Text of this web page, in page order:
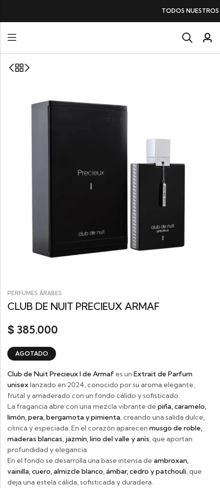
TODOS NUESTROS PERFUMESSIN IVA
PERFUMES ÁRABES
CLUB DE NUIT PRECIEUX ARMAF
$ 385.000
AGOTADO
Club de Nuit Precieux I de Armaf es un Extrait de Parfum
unisexlanzado en 2024, conocido por su aroma elegante,
frutal y amaderado con un fondo cálido y sofisticado.
La fragancia abre con una mezcla vibrante de piña, caramelo,
limón, pera, bergamota y pimienta, creando una salida dulce,
cítrica y especiada. En el corazón aparecen musgo de roble,
maderas blancas, jazmín, lirio del valle y anís, que aportan
profundidad y elegancia.
En el fondo se desarrolla una base intensa de ambroxan,
vainilla, cuero, almizcle blanco, ámbar, cedro y patchouli, que
deja una estela cálida, sofisticada y duradera.